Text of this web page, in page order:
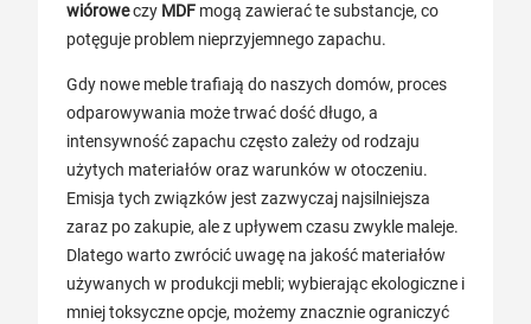
wióroweczy MDF mogą zawierać te substancje, co
potęguje problem nieprzyjemnego zapachu.
Gdy nowe meble trafiają do naszych domów, proces
odparowywania może trwać dość długo, a
intensywność zapachu często zależy od rodzaju
użytych materiałów oraz warunków w otoczeniu.
Emisja tych związków jest zazwyczaj najsilniejsza
zaraz po zakupie, ale z upływem czasu zwykle maleje.
Dlatego warto zwrócić uwagę na jakość materiałów
używanych w produkcji mebli; wybierając ekologiczne i
mniej toksyczne opcje, możemy znacznie ograniczyć